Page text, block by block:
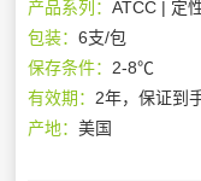
产品系列：ATCC | 定
包装：6支/包
保存条件： 2-8℃
有效期： 2年，保证到
产地：美国